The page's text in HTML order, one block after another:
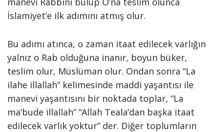
İslamiyet’e ilk adımını atmış olur.
Bu adımı atınca, o zaman itaat edilecek varlığın
yalnız o Rab olduğuna inanır, boyun büker,
teslim olur, Müslüman olur. Ondan sonra “La
ilahe illallah” kelimesinde maddi yaşantısı ile
manevi yaşantısını bir noktada toplar, “La
ma’bude illallah” “Allah Teala’dan başka itaat
edilecek varlık yoktur” der. Diğer toplumların